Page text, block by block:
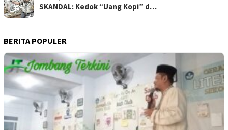
SKANDAL: Kedok “Uang Kopi” d…
BERITA POPULER